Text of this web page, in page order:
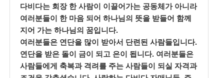
다비다는 회장 한 사람이 이끌어가는 공동체가 아니라
여러분들이 한 마음 되어 하나님의 뜻을 받들어 함께
지어 가는 하나님의 꿈입니다.
여러분들은 연단을 많이 받아서 단련된 사람들입니다.
연단을 받은 돌이 금이 되고 은이 됩니다. 여러분들은
사람들에게 축복과 격려를 주는 사람들이 되실 자격과